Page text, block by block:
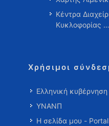
Κέντρα
Κυκλοφορίας …
Χρήσιμοι
Ελληνική κυβέρνηση
ΥΝΑΝΠ
Η σελίδα μου - Portal